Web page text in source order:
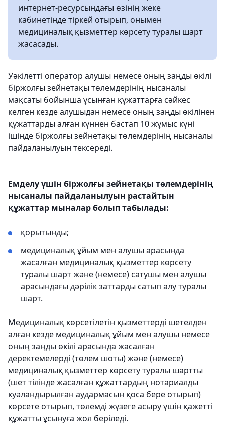
интернет-ресурсындағы өзінің жеке
кабинетінде тіркей отырып, онымен
медициналық қызметтер көрсету туралы шарт
жасасады.
Уәкілетті оператор алушы немесе оның заңды өкілі
біржолғы зейнетақы төлемдерінің нысаналы
мақсаты бойынша ұсынған құжаттарға сәйкес
келген кезде алушыдан немесе оның заңды өкілінен
құжаттарды алған күннен бастап 10 жұмыс күні
ішінде біржолғы зейнетақы төлемдерінің нысаналы
пайдаланылуын тексереді.
Емделу үшін біржолғы зейнетақы төлемдерінің
нысаналы пайдаланылуын растайтын
құжаттар мыналар болып табылады:
қорытынды;
медициналық ұйым мен алушы арасында
жасалған медициналық қызметтер көрсету
туралы шарт және (немесе) сатушы мен алушы
арасындағы дәрілік заттарды сатып алу туралы
шарт.
Медициналық көрсетілетін қызметтерді шетелден
алған кезде медициналық ұйым мен алушы немесе
оның заңды өкілі арасында жасалған
деректемелерді (төлем шоты) және (немесе)
медициналық қызметтер көрсету туралы шартты
(шет тілінде жасалған құжаттардың нотариалды
куәландырылған аудармасын қоса бере отырып)
көрсете отырып, төлемді жүзеге асыру үшін қажетті
құжатты ұсынуға жол беріледі.